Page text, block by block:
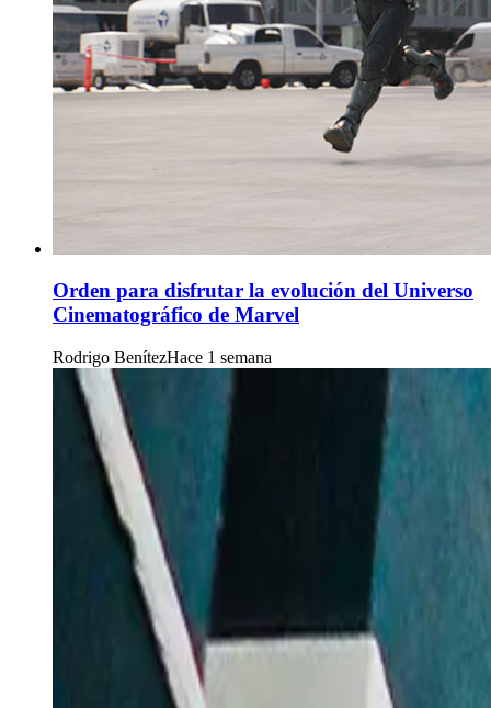
Orden para disfrutar la evolución del Universo
Cinematográfico de Marvel
Rodrigo BenítezHace 1 semana